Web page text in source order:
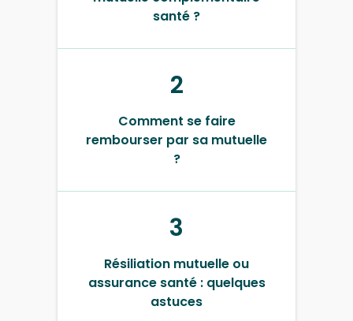
santé ?
2
Comment se faire
rembourser par sa mutuelle
?
3
Résiliation mutuelle ou
assurance santé : quelques
astuces